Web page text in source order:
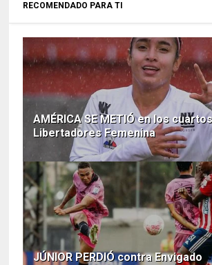
RECOMENDADO PARA TI
AMÉRICA SE METIÓ en los
Libertadores Femenina
JÚNIOR PERDIÓ contra Envigado